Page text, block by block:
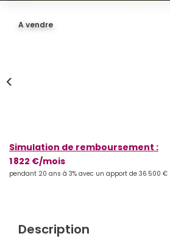
Gestion Locative
A vendre
Simulation de remboursement :
1 822 €/mois
pendant 20 ans à 3% avec un apport de 36 500 €
Description